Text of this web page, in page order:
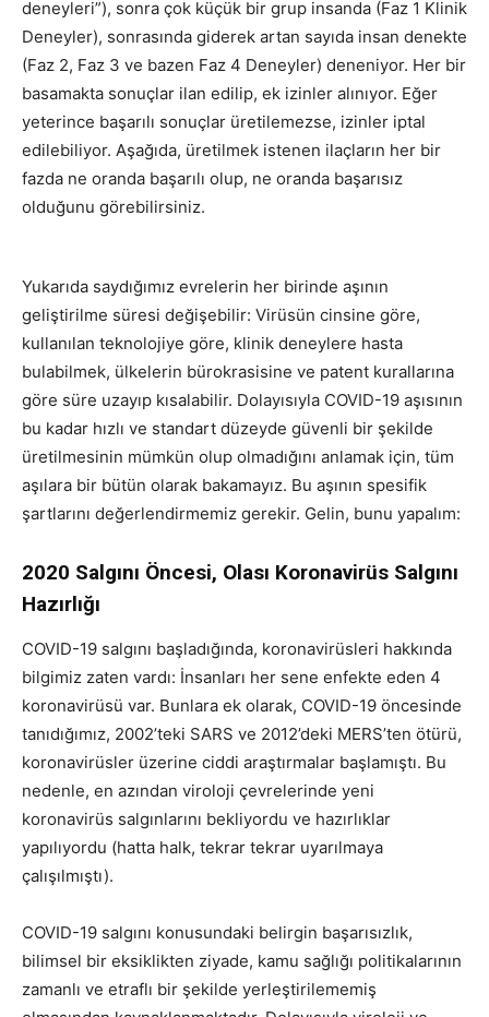
deneyleri”), sonra çok küçük bir grup insanda (Faz 1 Klinik
Deneyler), sonrasında giderek artan sayıda insan denekte
(Faz 2, Faz 3 ve bazen Faz 4 Deneyler) deneniyor. Her bir
basamakta sonuçlar ilan edilip, ek izinler alınıyor. Eğer
yeterince başarılı sonuçlar üretilemezse, izinler iptal
edilebiliyor. Aşağıda, üretilmek istenen ilaçların her bir
fazda ne oranda başarılı olup, ne oranda başarısız
olduğunu görebilirsiniz.
Yukarıda saydığımız evrelerin her birinde aşının
geliştirilme süresi değişebilir: Virüsün cinsine göre,
kullanılan teknolojiye göre, klinik deneylere hasta
bulabilmek, ülkelerin bürokrasisine ve patent kurallarına
göre süre uzayıp kısalabilir. Dolayısıyla COVID-19 aşısının
bu kadar hızlı ve standart düzeyde güvenli bir şekilde
üretilmesinin mümkün olup olmadığını anlamak için, tüm
aşılara bir bütün olarak bakamayız. Bu aşının spesifik
şartlarını değerlendirmemiz gerekir. Gelin, bunu yapalım:
2020 Salgını Öncesi, Olası Koronavirüs Salgını
Hazırlığı
COVID-19 salgını başladığında, koronavirüsleri hakkında
bilgimiz zaten vardı: İnsanları her sene enfekte eden 4
koronavirüsü var. Bunlara ek olarak, COVID-19 öncesinde
tanıdığımız, 2002’teki SARS ve 2012’deki MERS’ten ötürü,
koronavirüsler üzerine ciddi araştırmalar başlamıştı. Bu
nedenle, en azından viroloji çevrelerinde yeni
koronavirüs salgınlarını bekliyordu ve hazırlıklar
yapılıyordu (hatta halk, tekrar tekrar uyarılmaya
çalışılmıştı).
COVID-19 salgını konusundaki belirgin başarısızlık,
bilimsel bir eksiklikten ziyade, kamu sağlığı politikalarının
zamanlı ve etraflı bir şekilde yerleştirilememiş